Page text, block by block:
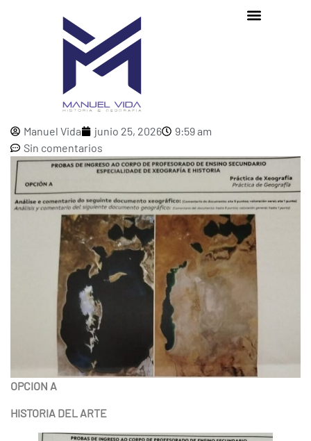
SOLUCIÓN EXAMEN OPOSICIONES
GEOGRAFÍA E HISTORIA GALICIA 2026
Manuel Vida junio 25, 2026
9:59 am
Sin comentarios
OPCION A
HISTORIA DEL ARTE